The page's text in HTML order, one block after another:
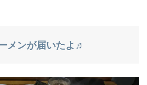
メンが届いたよ♬